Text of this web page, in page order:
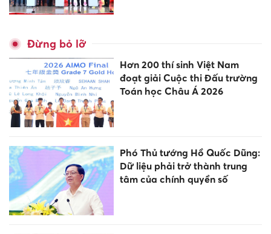
Đừng bỏ lỡ
Hơn 200 thí sinh Việt Nam
đoạt giải Cuộc thi Đấu trường
Toán học Châu Á 2026
Phó Thủ tướng Hồ Quốc Dũng:
Dữ liệu phải trở thành trung
tâm của chính quyền số